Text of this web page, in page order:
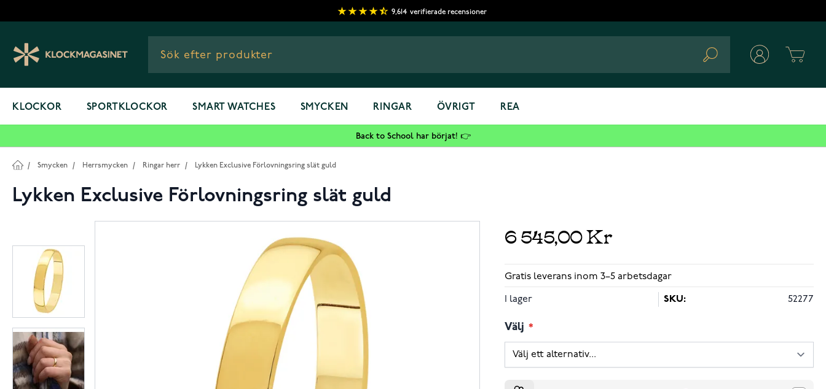
9,614 verifierade recensioner
Search
KLOCKOR SPORTKLOCKOR SMART WATCHES SMYCKEN RINGAR ÖVRIGT REA
Back to School har börjat! 👉
/ Smycken / Herrsmycken / Ringar herr / Lykken Exclusive Förlovningsring slät guld
Lykken Exclusive Förlovningsring slät guld
6 545,00 Kr
Gratis leverans inom 3–5 arbetsdagar
I lager SKU: 52277
Välj